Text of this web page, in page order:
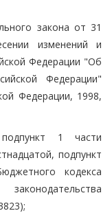
закона от 31
изменений и
Федерации "Об
Федерации"
Федерации, 1998,
1 части
подпункт
кодекса